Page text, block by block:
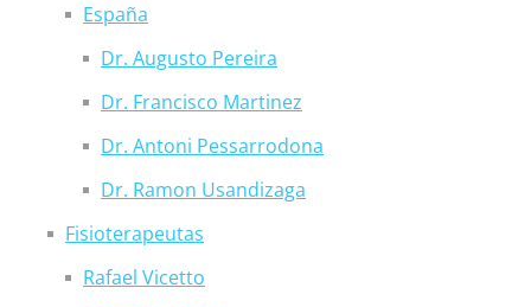
España
Dr. Augusto Pereira
Dr. Francisco Martinez
Dr. Antoni Pessarrodona
Dr. Ramon Usandizaga
Fisioterapeutas
Rafael Vicetto